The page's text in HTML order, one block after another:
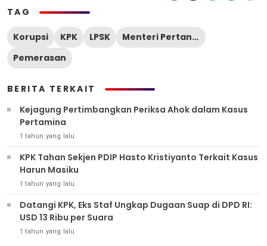
TAG
Korupsi KPK LPSK
Menteri Pertanian
Pemerasan
BERITA TERKAIT
Kejagung Pertimbangkan Periksa Ahok dalam Kasus
Pertamina
1 tahun yang lalu
KPK Tahan Sekjen PDIP Hasto Kristiyanto Terkait Kasus
Harun Masiku
1 tahun yang lalu
Datangi KPK, Eks Staf Ungkap Dugaan Suap di DPD RI:
USD 13 Ribu per Suara
1 tahun yang lalu